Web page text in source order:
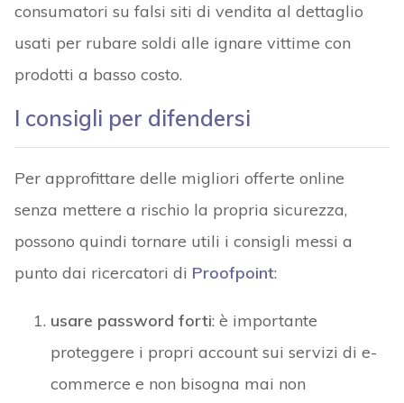
consumatori su falsi siti di vendita al dettaglio
usati per rubare soldi alle ignare vittime con
prodotti a basso costo.
I consigli per difendersi
Per approfittare delle migliori offerte online
senza mettere a rischio la propria sicurezza,
possono quindi tornare utili i consigli messi a
punto dai ricercatori di Proofpoint:
usare password forti: è importante
proteggere i propri account sui servizi di e-
commerce e non bisogna mai non